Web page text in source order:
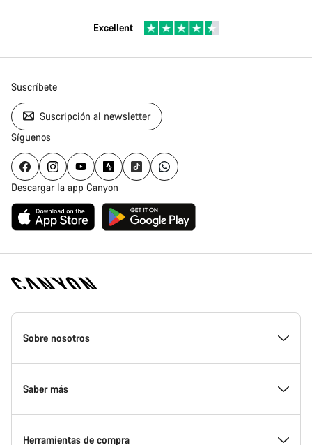
Excellent
Suscríbete
Suscripción al newsletter
Síguenos
Descargar la app Canyon
Canyon
Homepage
Sobre nosotros
Conoce Canyon
Innovación en Canyon
Saber más
Eventos
Herramientas de compra